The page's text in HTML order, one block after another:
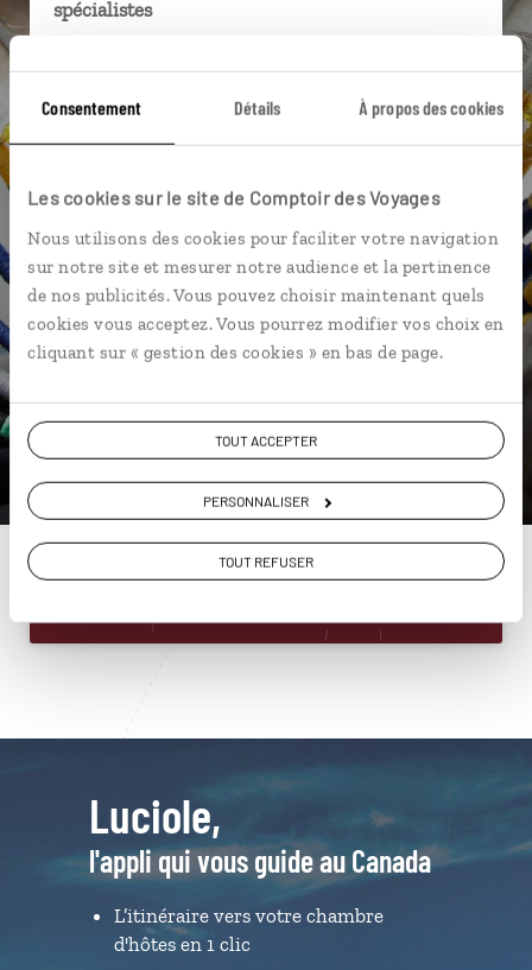
Consentement Détails À propos des cookies
Les cookies sur le site de Comptoir des Voyages
Nous utilisons des cookies pour faciliter votre navigation
sur notre site et mesurer notre audience et la pertinence
de nos publicités. Vous pouvez choisir maintenant quels
cookies vous acceptez. Vous pourrez modifier vos choix en
cliquant sur « gestion des cookies » en bas de page.
TOUT ACCEPTER
PERSONNALISER
TOUT REFUSER
spécialistes
téléphone.
Vous gardez le même interlocuteur avant,
pendant et après votre voyage.
ou
01 85 08 22 90
Du lundi au samedi de 09h30 à 18h30
Luciole,
l'appli qui vous guide au Canada
L’itinéraire vers votre chambre
d'hôtes en 1 clic